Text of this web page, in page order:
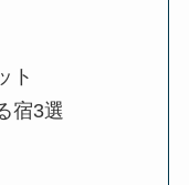
ト
宿3選